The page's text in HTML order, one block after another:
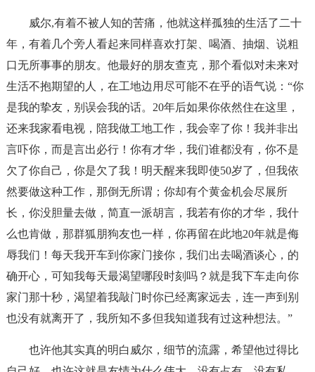
威尔,有着不被人知的苦痛，他就这样孤独的生活了二十
年，有着几个旁人看起来同样喜欢打架、喝酒、抽烟、说粗
口无所事事的朋友。他最好的朋友查克，那个看似对未来对
生活不抱期望的人，在工地边用尽可能不在乎的语气说：“你
是我的挚友，别误会我的话。20年后如果你依然住在这里，
还来我家看电视，陪我做工地工作，我会宰了你！我并非出
言吓你，而是言出必行！你有才华，我们谁都没有，你不是
欠了你自己，你是欠了我！明天醒来我即使50岁了，但我依
然要做这种工作，那倒无所谓；你却有个黄金机会尽展所
长，你没胆量去做，简直一派胡言，我若有你的才华，我什
么也肯做，那群狐朋狗友也一样，你再留在此地20年就是侮
辱我们！每天我开车到你家门接你，我们出去喝酒谈心，的
确开心，可知我每天最渴望哪段时刻吗？就是我下车走向你
家门那十秒，渴望着我敲门时你已经离家远去，连一声到别
也没有就离开了，我所知不多但我知道我有过这种想法。”
也许他其实真的明白威尔，细节的流露，希望他过得比